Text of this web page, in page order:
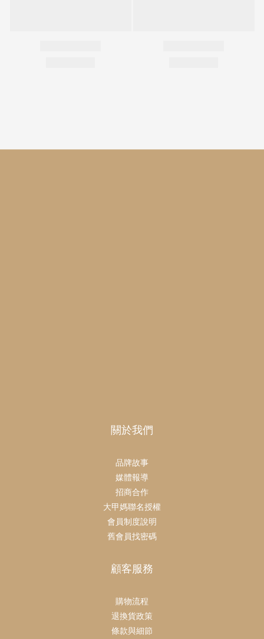
關於我們
品牌故事
媒體報導
招商合作
大甲媽聯名授權
會員制度說明
舊會員找密碼
顧客服務
購物流程
退換貨政策
條款與細節